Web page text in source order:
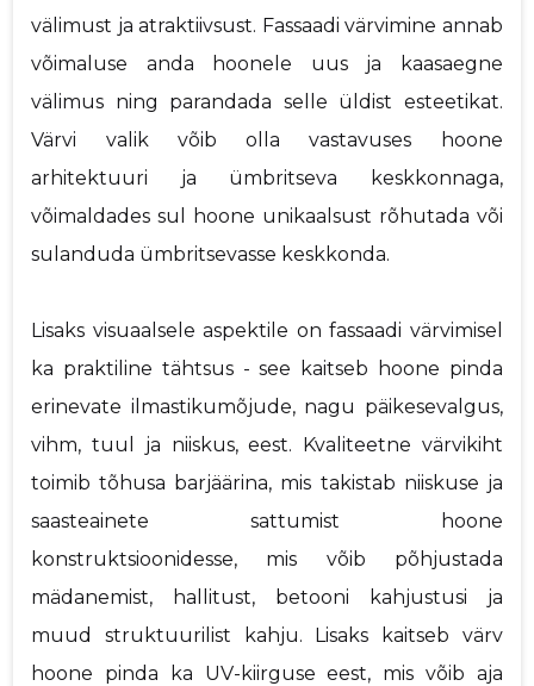
välimust ja atraktiivsust. Fassaadi värvimine annab
võimaluse anda hoonele uus ja kaasaegne
välimus ning parandada selle üldist esteetikat.
Värvi valik võib olla vastavuses hoone
arhitektuuri ja ümbritseva keskkonnaga,
võimaldades sul hoone unikaalsust rõhutada või
sulanduda ümbritsevasse keskkonda.
Lisaks visuaalsele aspektile on fassaadi värvimisel
ka praktiline tähtsus - see kaitseb hoone pinda
erinevate ilmastikumõjude, nagu päikesevalgus,
vihm, tuul ja niiskus, eest. Kvaliteetne värvikiht
toimib tõhusa barjäärina, mis takistab niiskuse ja
saasteainete sattumist hoone
konstruktsioonidesse, mis võib põhjustada
mädanemist, hallitust, betooni kahjustusi ja
muud struktuurilist kahju. Lisaks kaitseb värv
hoone pinda ka UV-kiirguse eest, mis võib aja